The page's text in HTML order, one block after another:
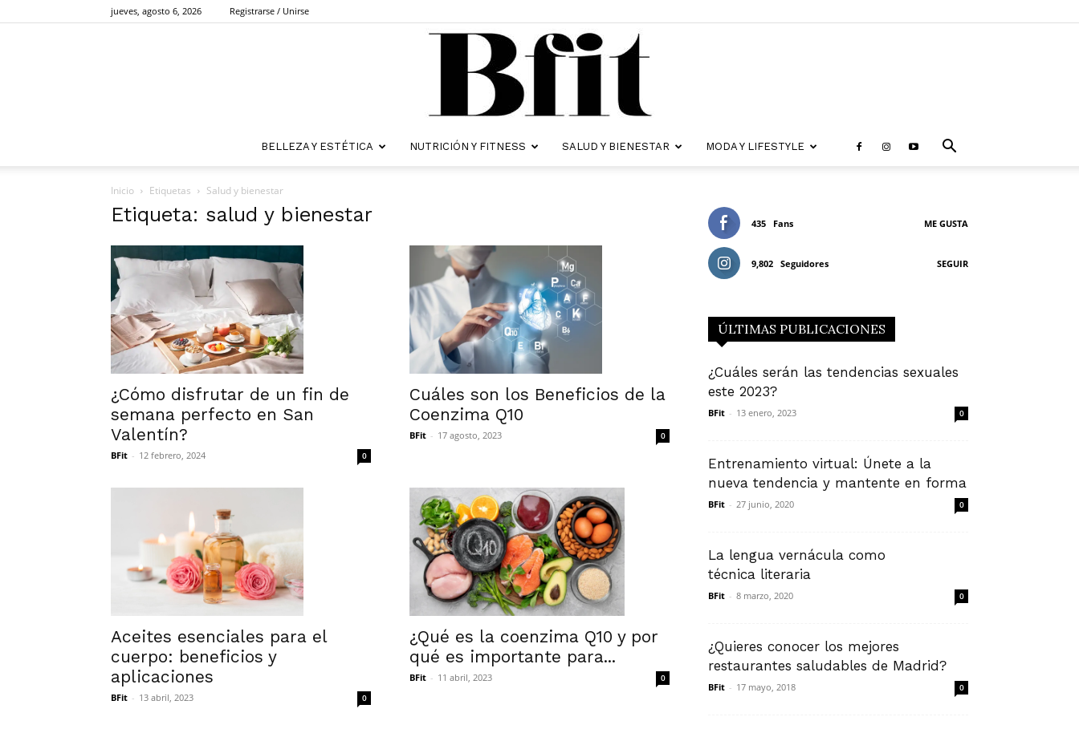
jueves, agosto 6, 2026 Registrarse / Unirse
Bfit
BELLEZA Y ESTÉTICA NUTRICIÓN Y FITNESS SALUD Y BIENESTAR MODA Y LIFESTYLE
Inicio Etiquetas Salud y bienestar
Etiqueta: salud y bienestar
¿Cómo disfrutar de un fin de
semana perfecto en San
Valentín?
BFit - 12 febrero, 2024 0
Cuáles son los Beneficios de la
Coenzima Q10
BFit - 17 agosto, 2023 0
Aceites esenciales para el
cuerpo: beneficios y
aplicaciones
BFit - 13 abril, 2023 0
¿Qué es la coenzima Q10 y por
qué es importante para...
BFit - 11 abril, 2023 0
435 Fans ME GUSTA
9,802 Seguidores SEGUIR
ÚLTIMAS PUBLICACIONES
¿Cuáles serán las tendencias sexuales
este 2023?
BFit - 13 enero, 2023 0
Entrenamiento virtual: Únete a la
nueva tendencia y mantente en forma
BFit - 27 junio, 2020 0
La lengua vernácula como
técnica literaria
BFit - 8 marzo, 2020 0
¿Quieres conocer los mejores
restaurantes saludables de Madrid?
BFit - 17 mayo, 2018 0